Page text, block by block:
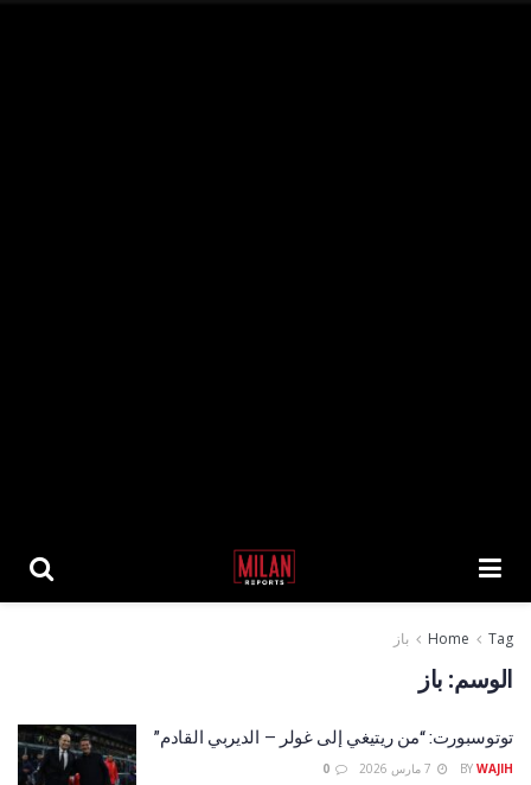
Home Tag باز
الوسم: باز
توتوسبورت: “من ريتيغي إلى غولر – الديربي القادم”
BY WAJIH